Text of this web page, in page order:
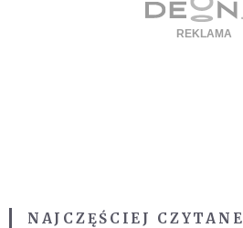
NAJCZĘŚCIEJ CZYTANE